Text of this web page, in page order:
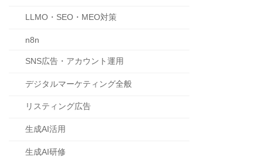
LLMO・SEO・MEO対策
n8n
SNS広告・アカウント運用
デジタルマーケティング全般
リスティング広告
生成AI活用
生成AI研修